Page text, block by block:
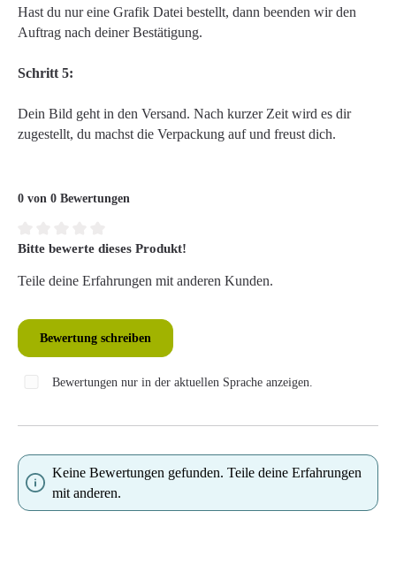
Hast du nur eine Grafik Datei bestellt, dann beenden wir den
Auftrag nach deiner Bestätigung.
Schritt 5:
Dein Bild geht in den Versand. Nach kurzer Zeit wird es dir
zugestellt, du machst die Verpackung auf und freust dich.
0 von 0 Bewertungen
Durchschnittliche Bewertung von 0 von 5 Sternen
Bitte bewerte dieses Produkt!
Teile deine Erfahrungen mit anderen Kunden.
Bewertung schreiben
Bewertungen nur in der aktuellen Sprache anzeigen.
Keine Bewertungen gefunden. Teile deine Erfahrungen
mit anderen.